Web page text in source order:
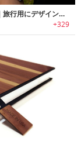
daypocket｜旅行用にデザインされた便利なポケット付きトラベルノート「デイポケット」
+329